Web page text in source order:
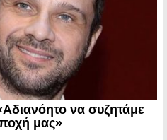
να συζητάμε
μας»